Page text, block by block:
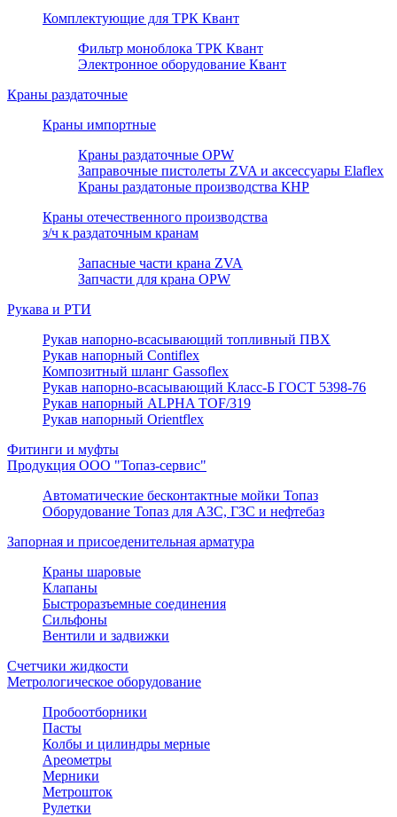
Комплектующие для ТРК Квант
Фильтр моноблока ТРК Квант
Электронное оборудование Квант
Краны раздаточные
Краны импортные
Краны раздаточные OPW
Заправочные пистолеты ZVA и аксессуары Elaflex
Краны раздатоные производства КНР
Краны отечественного производства
з/ч к раздаточным кранам
Запасные части крана ZVA
Запчасти для крана OPW
Рукава и РТИ
Рукав напорно-всасывающий топливный ПВХ
Рукав напорный Contiflex
Композитный шланг Gassoflex
Рукав напорно-всасывающий Класс-Б ГОСТ 5398-76
Рукав напорный ALPHA TOF/319
Рукав напорный Orientflex
Фитинги и муфты
Продукция ООО "Топаз-сервис"
Автоматические бесконтактные мойки Топаз
Оборудование Топаз для АЗС, ГЗС и нефтебаз
Запорная и присоеденительная арматура
Краны шаровые
Клапаны
Быстроразъемные соединения
Сильфоны
Вентили и задвижки
Счетчики жидкости
Метрологическое оборудование
Пробоотборники
Пасты
Колбы и цилиндры мерные
Ареометры
Мерники
Метрошток
Рулетки